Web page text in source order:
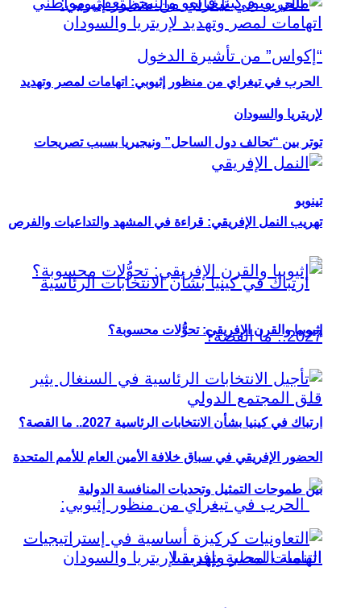
توتر بين “تحالف دول الساحل” ونيجيريا بسبب تصريحات
تينوبو
ارتباك في كينيا بشأن الانتخابات الرئاسية 2027.. ما القصة؟
الحرب في تيغراي من منظور إثيوبي: اتهامات لمصر وتهديد
لإريتريا والسودان
تهريب النمل الإفريقي: قراءة في المشهد والتداعيات والفرص
إثيوبيا والقرن الإفريقي: تحوُّلات محسوبة؟
الحضور الإفريقي في سباق خلافة الأمين العام للأمم المتحدة
بين طموحات التمثيل وتحديات المنافسة الدولية